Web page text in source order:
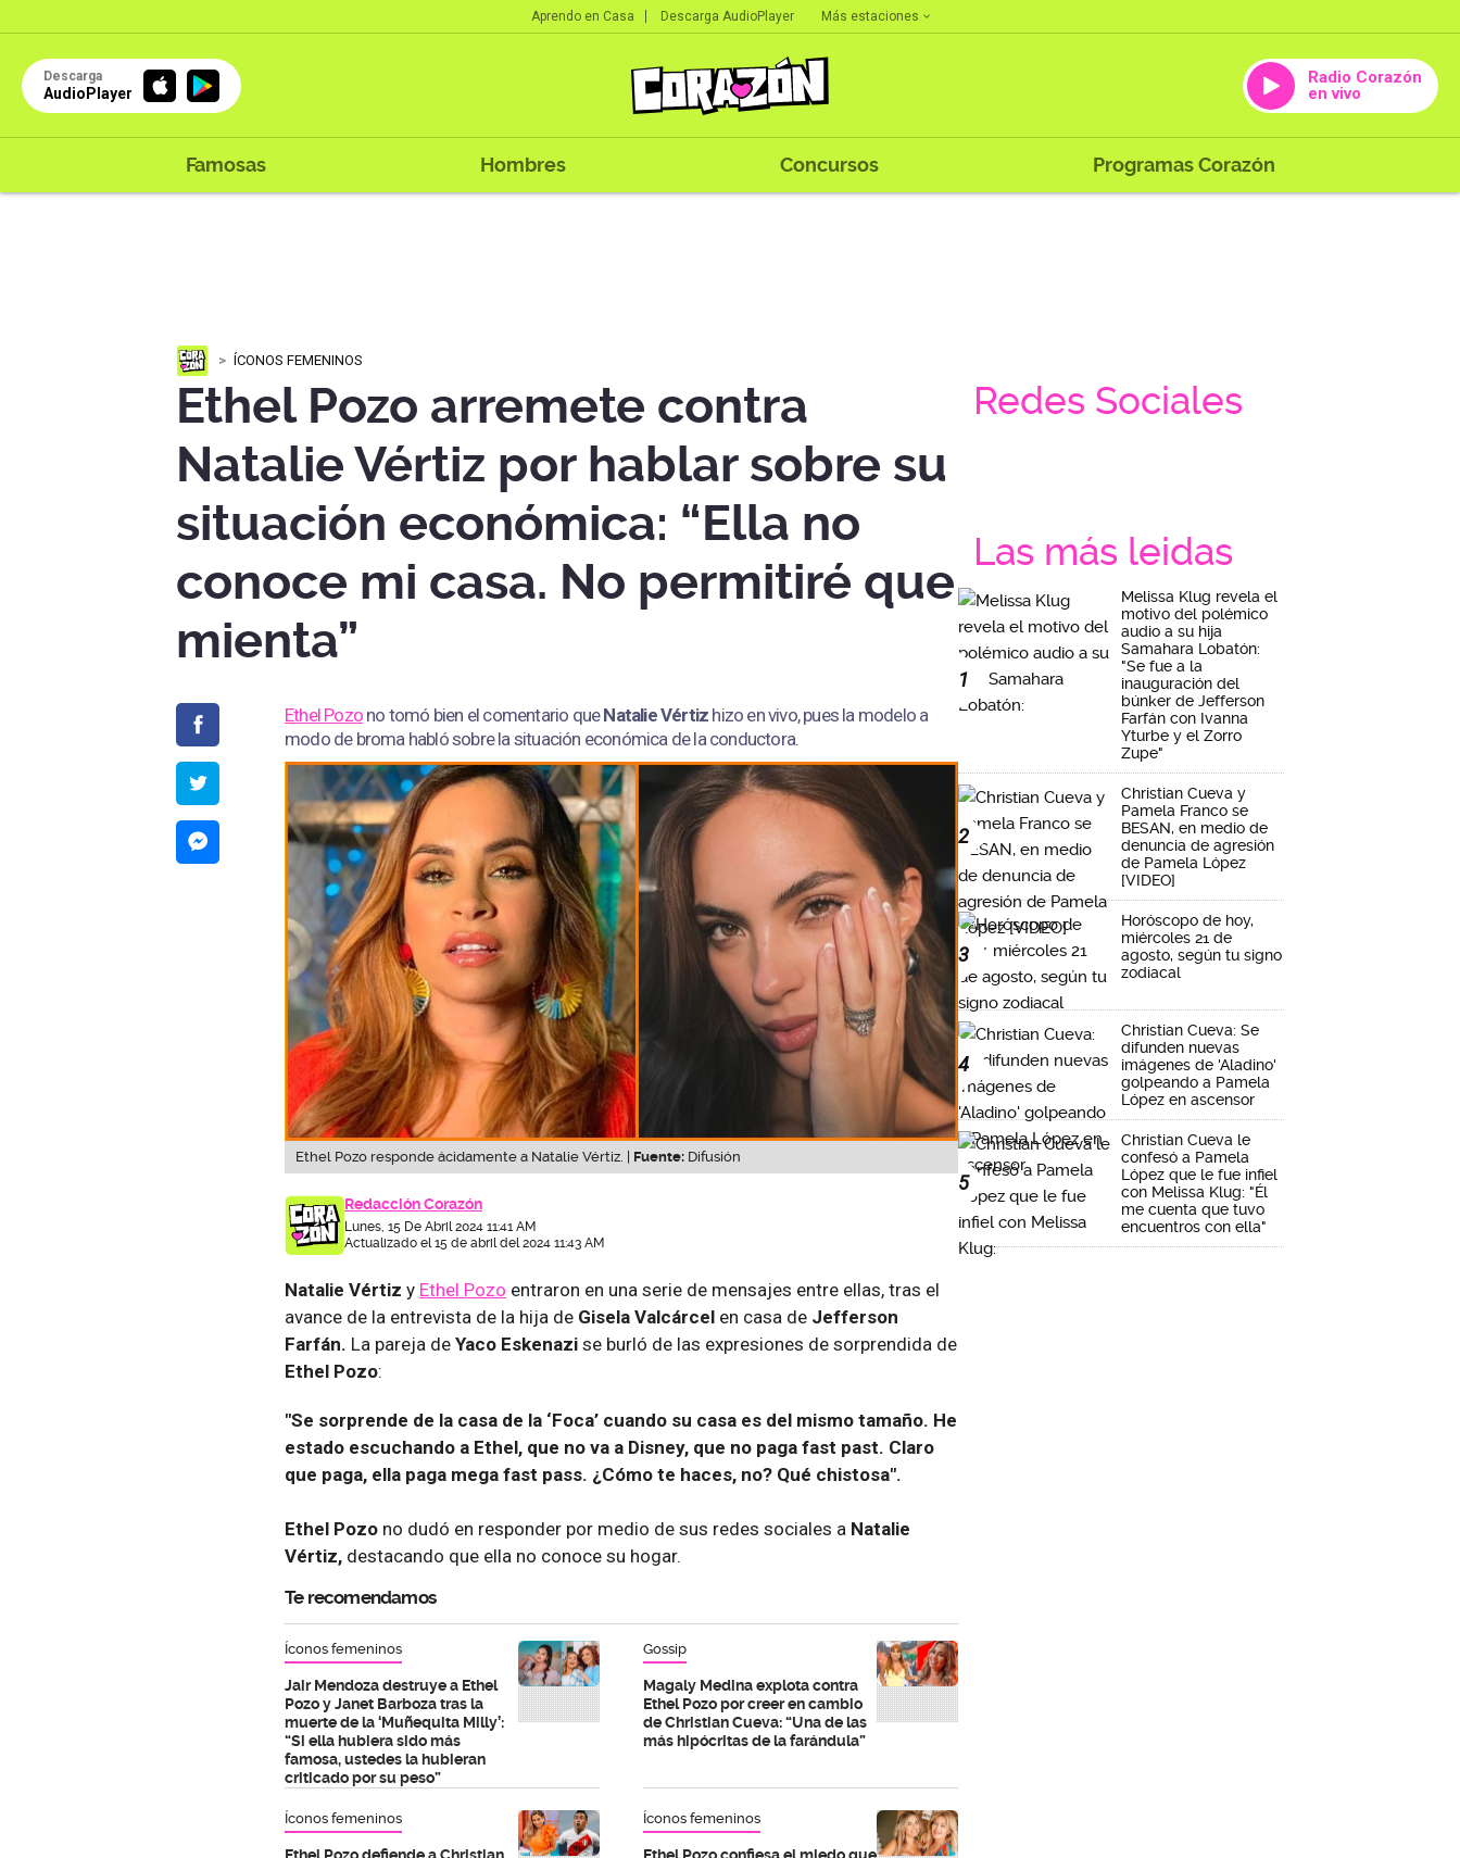
Aprendo en Casa Descarga AudioPlayer Más estaciones
Descarga
AudioPlayer
Radio Corazón
en vivo
Famosas Hombres Concursos Programas Corazón
ÍCONOS FEMENINOS
Ethel Pozo arremete contra
Natalie Vértiz por hablar sobre su
situación económica: “Ella no
conoce mi casa. No permitiré que
mienta”
Ethel Pozo no tomó bien el comentario queNatalie Vértiz hizo en vivo, pues la modelo a
modo de broma habló sobre la situación económica de la conductora.
Ethel Pozo responde ácidamente a Natalie Vértiz. | Fuente: Difusión
Redacción Corazón
Lunes, 15 De Abril 2024 11:41 AM
Actualizado el 15 de abril del 2024 11:43 AM
Natalie Vértiz y Ethel Pozo entraron en una serie de mensajes entre ellas, tras el
avance de la entrevista de la hija de Gisela Valcárcel en casa de Jefferson
Farfán. La pareja de Yaco Eskenazi se burló de las expresiones de sorprendida de
Ethel Pozo:
"Se sorprende de la casa de la ‘Foca’ cuando su casa es del mismo tamaño. He
estado escuchando a Ethel, que no va a Disney, que no paga fast past. Claro
que paga, ella paga mega fast pass. ¿Cómo te haces, no? Qué chistosa".
Ethel Pozo no dudó en responder por medio de sus redes sociales a Natalie
Vértiz, destacando que ella no conoce su hogar.
Te recomendamos
Íconos femeninos
Jair Mendoza destruye a Ethel
Pozo y Janet Barboza tras la
muerte de la ‘Muñequita Milly’:
“Si ella hubiera sido más
famosa, ustedes la hubieran
criticado por su peso”
Gossip
Magaly Medina explota contra
Ethel Pozo por creer en cambio
de Christian Cueva: “Una de las
más hipócritas de la farándula”
Íconos femeninos
Ethel Pozo defiende a Christian
Íconos femeninos
Ethel Pozo confiesa el miedo que
Redes Sociales
Las más leidas
1
Melissa Klug revela el
motivo del polémico
audio a su hija
Samahara Lobatón:
"Se fue a la
inauguración del
búnker de Jefferson
Farfán con Ivanna
Yturbe y el Zorro
Zupe"
2
Christian Cueva y
Pamela Franco se
BESAN, en medio de
denuncia de agresión
de Pamela López
[VIDEO]
3
Horóscopo de hoy,
miércoles 21 de
agosto, según tu signo
zodiacal
4
Christian Cueva: Se
difunden nuevas
imágenes de 'Aladino'
golpeando a Pamela
López en ascensor
5
Christian Cueva le
confesó a Pamela
López que le fue infiel
con Melissa Klug: "Él
me cuenta que tuvo
encuentros con ella"